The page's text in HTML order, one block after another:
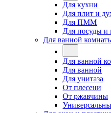
Для кухни
Для плит и
Для ПММ
Для посуды и
Для ванной
Для ванной
Для ванной
Для унитаза
От плесени
От ржавчины